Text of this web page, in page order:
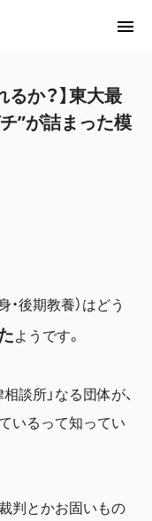
か？】東大最
”が詰まった模
後期教養）はどう
ようです。
談所」なる団体が、
いるって知ってい
判とかお固いもの